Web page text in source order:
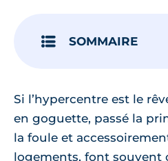
SOMMAIRE
Si l’hypercentre est le
en goguette, passé la
la foule et
logements, font souvent